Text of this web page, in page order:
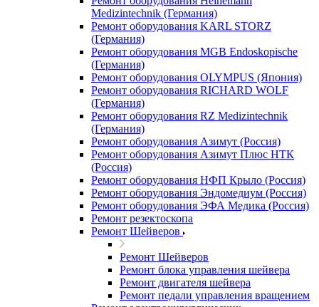
Medizintechnik (Германия)
Ремонт оборудования KARL STORZ
(Германия)
Ремонт оборудования MGB Endoskopische
(Германия)
Ремонт оборудования OLYMPUS (Япония)
Ремонт оборудования RICHARD WOLF
(Германия)
Ремонт оборудования RZ Medizintechnik
(Германия)
Ремонт оборудования Азимут (Россия)
Ремонт оборудования Азимут Плюс НТК
(Россия)
Ремонт оборудования НФП Крыло (Россия)
Ремонт оборудования Эндомедиум (Россия)
Ремонт оборудования ЭФА Медика (Россия)
Ремонт резектоскопа
Ремонт Шейверов
Ремонт Шейверов
Ремонт блока управления шейвера
Ремонт двигателя шейвера
Ремонт педали управления вращением